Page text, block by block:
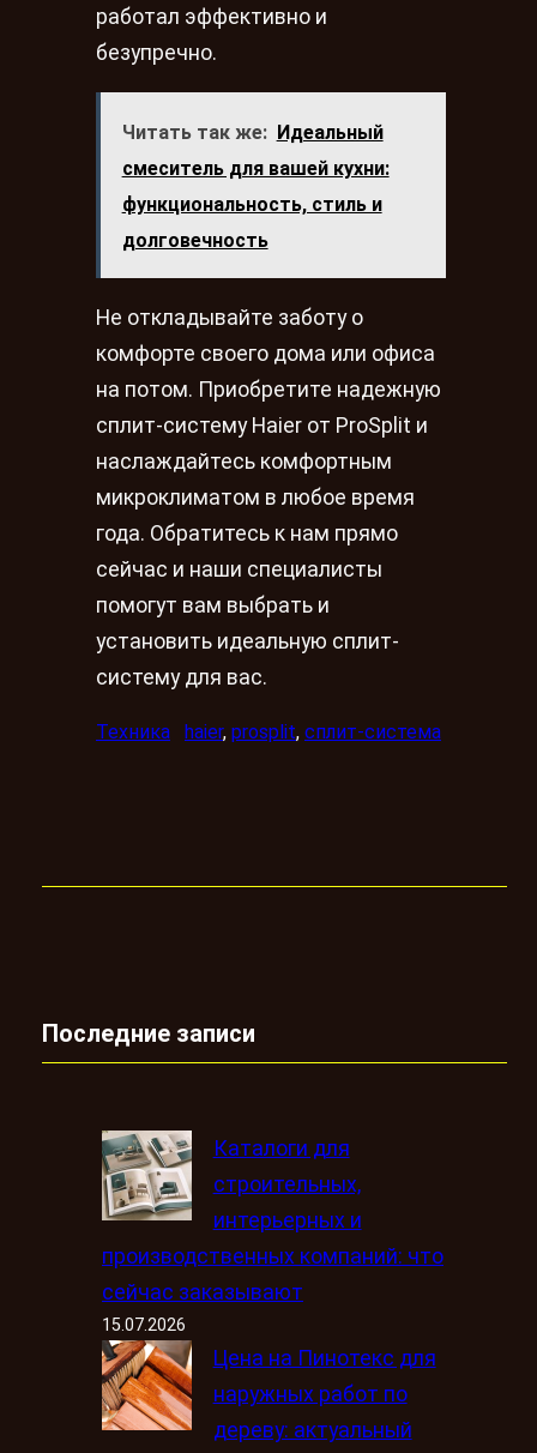
работал эффективно и
безупречно.
Читать так же: Идеальный
смеситель для вашей кухни:
функциональность, стиль и
долговечность
Не откладывайте заботу о
комфорте своего дома или офиса
на потом. Приобретите надежную
сплит-систему Haier от ProSplit и
наслаждайтесь комфортным
микроклиматом в любое время
года. Обратитесь к нам прямо
сейчас и наши специалисты
помогут вам выбрать и
установить идеальную сплит-
систему для вас.
Техника haier, prosplit, сплит-система
Последние записи
Каталоги для
строительных,
интерьерных и
производственных компаний: что
сейчас заказывают
15.07.2026
Цена на Пинотекс для
наружных работ по
дереву: актуальный